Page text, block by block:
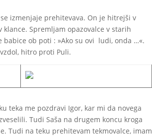
izmenjaje prehitevava. On je hitrejši v
Spremljam opazovalce v starih
ob poti : »Ako su ovi ludi, onda …«.
hitro proti Puli.
teka me pozdravi Igor, kar mi da novega
Tudi Saša na drugem koncu kroga
Tudi na teku prehitevam tekmovalce, imam